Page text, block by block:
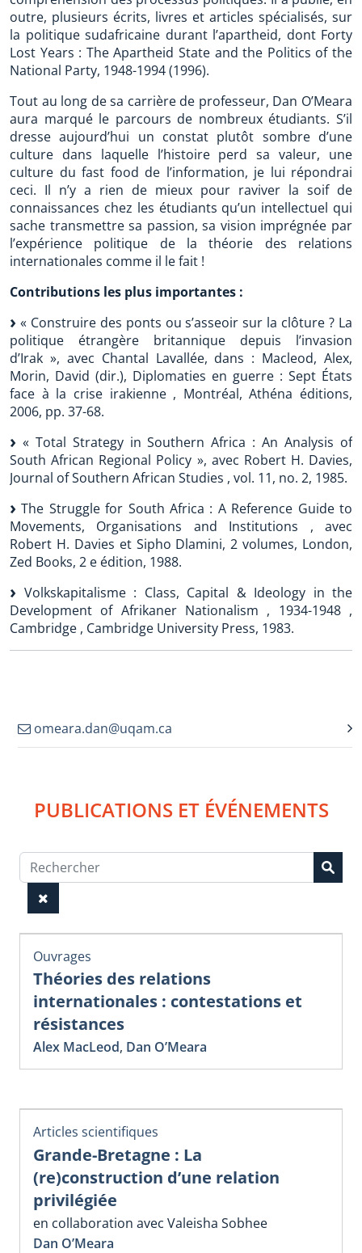
outre, plusieurs écrits, livres et articles spécialisés, sur
la politique sudafricaine durant l’apartheid, dont Forty
Lost Years : The Apartheid State and the Politics of the
National Party, 1948-1994 (1996).
Tout au long de sa carrière de professeur, Dan O’Meara
aura marqué le parcours de nombreux étudiants. S’il
dresse aujourd’hui un constat plutôt sombre d’une
culture dans laquelle l’histoire perd sa valeur, une
culture du fast food de l’information, je lui répondrai
ceci. Il n’y a rien de mieux pour raviver la soif de
connaissances chez les étudiants qu’un intellectuel qui
sache transmettre sa passion, sa vision imprégnée par
l’expérience politique de la théorie des relations
internationales comme il le fait !
Contributions les plus importantes :
« Construire des ponts ou s’asseoir sur la clôture ? La
politique étrangère britannique depuis l’invasion
d’Irak », avec Chantal Lavallée, dans : Macleod, Alex,
Morin, David (dir.), Diplomaties en guerre : Sept États
face à la crise irakienne , Montréal, Athéna éditions,
2006, pp. 37-68.
« Total Strategy in Southern Africa : An Analysis of
South African Regional Policy », avec Robert H. Davies,
Journal of Southern African Studies , vol. 11, no. 2, 1985.
The Struggle for South Africa : A Reference Guide to
Movements, Organisations and Institutions , avec
Robert H. Davies et Sipho Dlamini, 2 volumes, London,
Zed Books, 2 e édition, 1988.
Volkskapitalisme : Class, Capital & Ideology in the
Development of Afrikaner Nationalism , 1934-1948 ,
Cambridge , Cambridge University Press, 1983.
omeara.dan@uqam.ca
PUBLICATIONS ET ÉVÉNEMENTS
Ouvrages
Théories des relations
internationales : contestations et
résistances
Alex MacLeod, Dan O’Meara
Articles scientifiques
Grande-Bretagne : La
(re)construction d’une relation
privilégiée
en collaboration avec Valeisha Sobhee
Dan O’Meara